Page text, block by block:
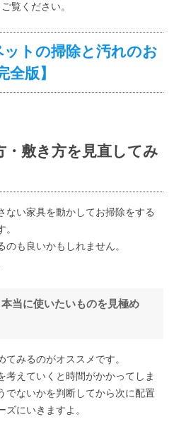
覧ください。
トの掃除と汚れのお
全版】
・敷き方を見直してみ
ない家具を動かしてお掃除をする
も良いかもしれません。
当に使いたいものを見極め
みるのがオススメです。
考えていくと時間がかかってしま
でないかを判断してから次に配置
にいきますよ。